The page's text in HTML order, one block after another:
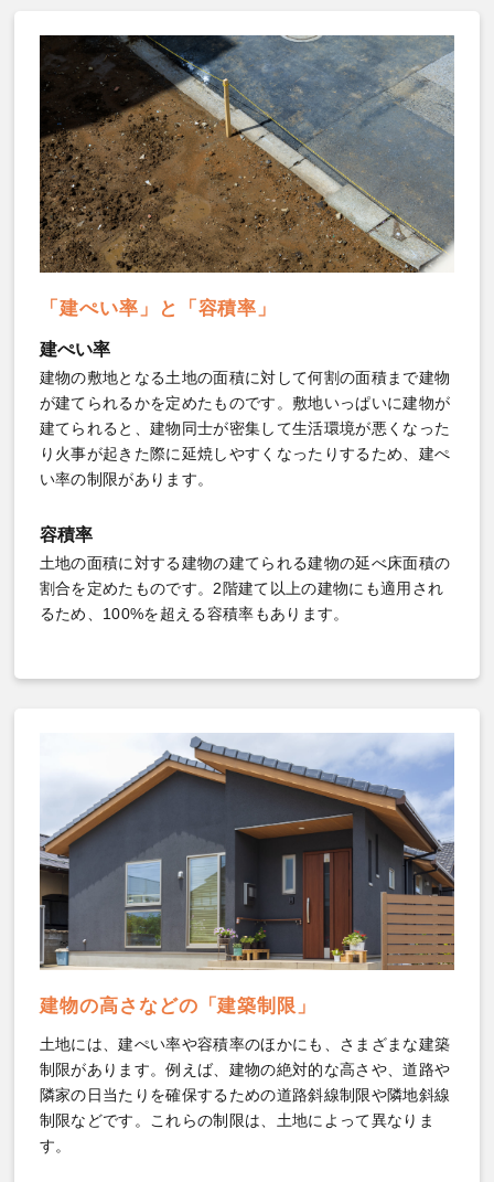
「建ぺい率」と「容積率」
建ぺい率
建物の敷地となる土地の面積に対して何割の面積まで建物
が建てられるかを定めたものです。敷地いっぱいに建物が
建てられると、建物同士が密集して生活環境が悪くなった
り火事が起きた際に延焼しやすくなったりするため、建ぺ
い率の制限があります。
容積率
土地の面積に対する建物の建てられる建物の延べ床面積の
割合を定めたものです。2階建て以上の建物にも適用され
るため、100%を超える容積率もあります。
建物の高さなどの「建築制限」
土地には、建ぺい率や容積率のほかにも、さまざまな建築
制限があります。例えば、建物の絶対的な高さや、道路や
隣家の日当たりを確保するための道路斜線制限や隣地斜線
制限などです。これらの制限は、土地によって異なりま
す。